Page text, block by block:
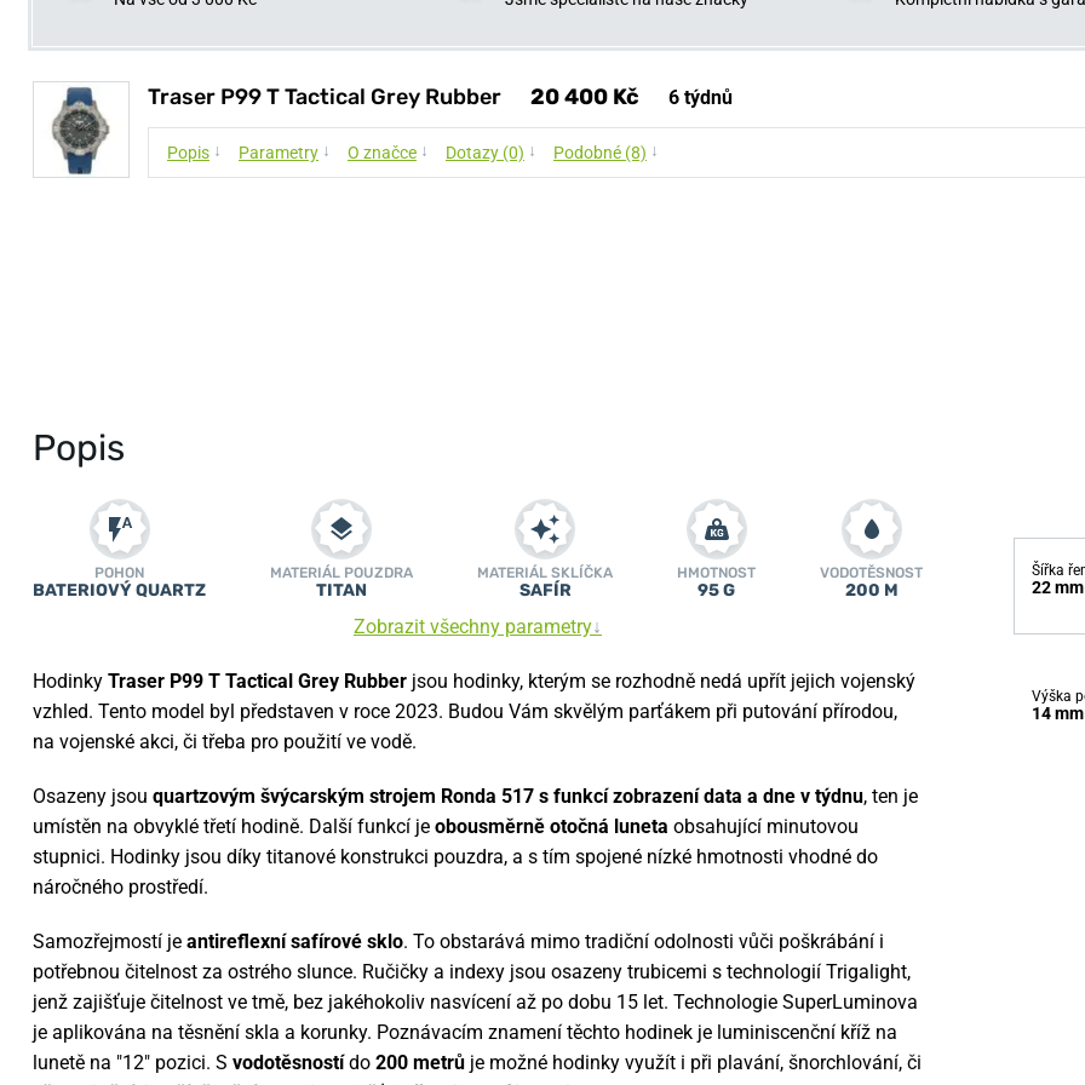
Traser P99 T Tactical Grey Rubber 20 400 Kč 6 týdnů
Popis ↓ Parametry ↓ O značce ↓ Dotazy (0) ↓ Podobné (8) ↓
Popis
POHON
BATERIOVÝ QUARTZ
MATERIÁL POUZDRA
TITAN
MATERIÁL SKLÍČKA
SAFÍR
HMOTNOST
95 G
VODOTĚSNOST
200 M
Zobrazit všechny parametry↓
Hodinky Traser P99 T Tactical Grey Rubber jsou hodinky, kterým se rozhodně nedá upřít jejich vojenský
vzhled. Tento model byl představen v roce 2023. Budou Vám skvělým parťákem při putování přírodou,
na vojenské akci, či třeba pro použití ve vodě.
Osazeny jsou quartzovým švýcarským strojem Ronda 517 s funkcí zobrazení data a dne v týdnu, ten je
umístěn na obvyklé třetí hodině. Další funkcí je obousměrně otočná luneta obsahující minutovou
stupnici. Hodinky jsou díky titanové konstrukci pouzdra, a s tím spojené nízké hmotnosti vhodné do
náročného prostředí.
Samozřejmostí je antireflexní safírové sklo. To obstarává mimo tradiční odolnosti vůči poškrábání i
potřebnou čitelnost za ostrého slunce. Ručičky a indexy jsou osazeny trubicemi s technologií Trigalight,
jenž zajišťuje čitelnost ve tmě, bez jakéhokoliv nasvícení až po dobu 15 let. Technologie SuperLuminova
je aplikována na těsnění skla a korunky. Poznávacím znamení těchto hodinek je luminiscenční kříž na
lunetě na "12" pozici. S vodotěsnostído 200 metrů je možné hodinky využít i při plavání, šnorchlování, či
Šířka
22 mm
Výška
14 mm